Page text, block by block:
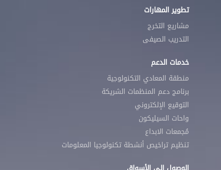
تطوير المهارات
مشاريع التخرج
التدريب الصيفى
خدمات الدعم
منطقة المعادي التكنولوجية
برنامج دعم المنظمات الشريكة
التوقيع الإلكتروني
واحات السيليكون
مُجمعات الابداع
تنظيم تراخيص أنشطة تكنولوجيا المعلومات